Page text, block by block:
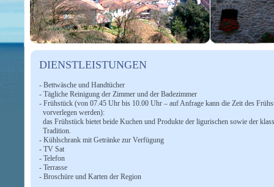
DIENSTLEISTUNGEN
- Bettwäsche und Handtücher
- Tägliche Reinigung der Zimmer und der Badezimmer
- Frühstück (von 07.45 Uhr bis 10.00 Uhr – auf Anfrage kann die Zeit des
vorverlegen werden):
das Frühstück bietet beide Kuchen und Produkte der ligurischen sowie der
Tradition.
- Kühlschrank mit Getränke zur Verfügung
- TV Sat
- Telefon
- Terrasse
- Broschüre und Karten der Region